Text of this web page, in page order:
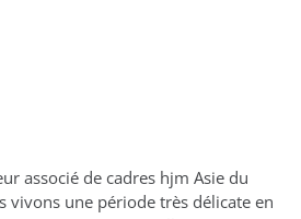
associé de cadres hjm Asie du
vivons une période très délicate en